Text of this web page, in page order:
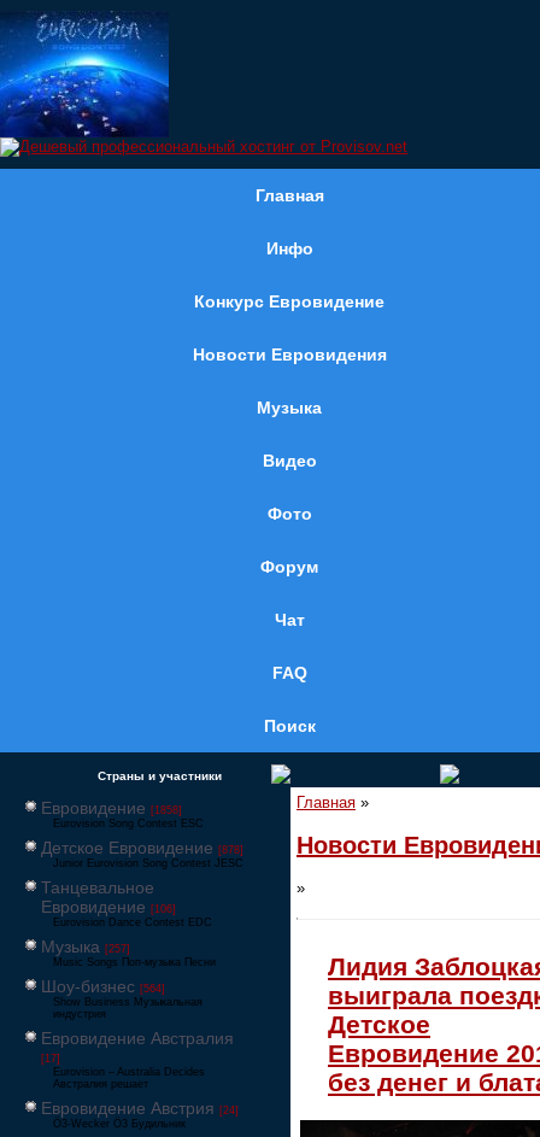
Главная
Инфо
Конкурс Евровидение
Новости Евровидения
Музыка
Видео
Фото
Форум
Чат
FAQ
Поиск
Страны и участники
Евровидение [1858]
Eurovision Song Contest ESC
Детское Евровидение [878]
Junior Eurovision Song Contest JESC
Танцевальное
Евровидение [106]
Eurovision Dance Contest EDC
Музыка [257]
Music Songs Поп-музыка Песни
Шоу-бизнес [564]
Show Business Музыкальная
индустрия
Евровидение Австралия
[17]
Eurovision – Australia Decides
Австралия решает
Евровидение Австрия [24]
Ö3-Wecker Ö3 Будильник
Главная »
Новости
»
Лидия
выиграла
Детское
Евровидение
без денег и